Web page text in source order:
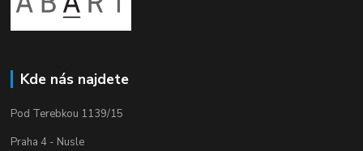
Kde nás najdete
Pod Terebkou 1139/15
Praha 4 - Nusle